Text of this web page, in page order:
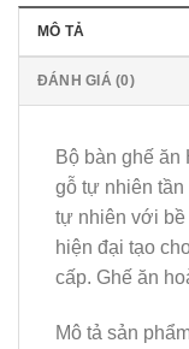
MÔ TẢ
ĐÁNH GIÁ (0)
Bộ bàn ghế
gỗ tự nhiên
tự nhiên với bề
hiện đại tạo
cấp. Ghế ăn
Mô tả sản